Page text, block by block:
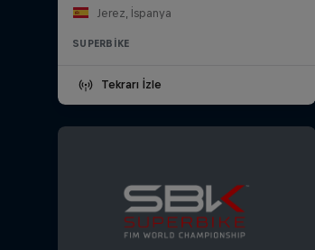
Jerez, İspanya
SUPERBIKE
Tekrarı İzle